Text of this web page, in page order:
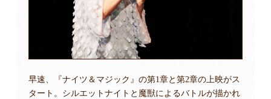
早速、『ナイツ＆マジック』の第1章と第2章の上映がス
タート。シルエットナイトと魔獣によるバトルが描かれ